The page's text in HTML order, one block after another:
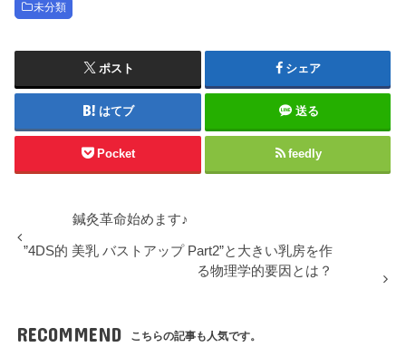
未分類
ポスト シェア
はてブ 送る
Pocket feedly
鍼灸革命始めます♪
”4DS的 美乳 バストアップ Part2”と大きい乳房を作
る物理学的要因とは？
RECOMMEND こちらの記事も人気です。